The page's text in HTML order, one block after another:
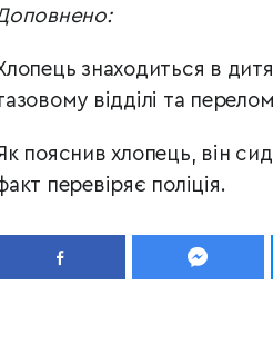
знаходиться в
відділі та
пояснив хлопець, він
перевіряє поліція.